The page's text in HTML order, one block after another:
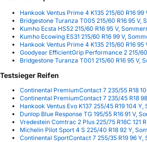
Hankook Ventus Prime 4 K135 215/60 R16
Bridgestone Turanza T005 215/60 R16 95 V,
Kumho Ecsta HS52 215/60 R16 95 V,
Kumho Ecowing ES31 215/60 R16 99 V,
Hankook Ventus Prime 4 K135 215/60 R16
Goodyear EfficientGrip Performance 2 215/
Bridgestone Turanza T001 215/60 R16 95 V,
Testsieger Reifen
Continental PremiumContact 7 235/55 R18
Continental PremiumContact 7 235/45 R18
Hankook Ventus Evo K137 255/45 R19 104
Dunlop Blue Response TG 195/55 R16 91 V,
Vredestein Comtrac 2 Plus 225/75 R16C 121
Michelin Pilot Sport 4 S 225/40 R18 92 Y,
Continental SportContact 7 255/35 R19 96 Y,